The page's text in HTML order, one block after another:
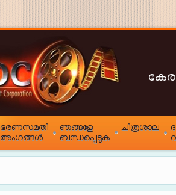
ഭരണസമതി
അംഗങ്ങൾ
ഞങ്ങളേ
ബന്ധപ്പെടുക
ചിത്രശാല